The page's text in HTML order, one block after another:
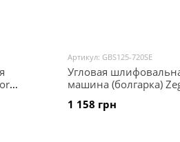
Артикул: GBS125-720SE
Угловая
машина (болгарка)
1 158 грн